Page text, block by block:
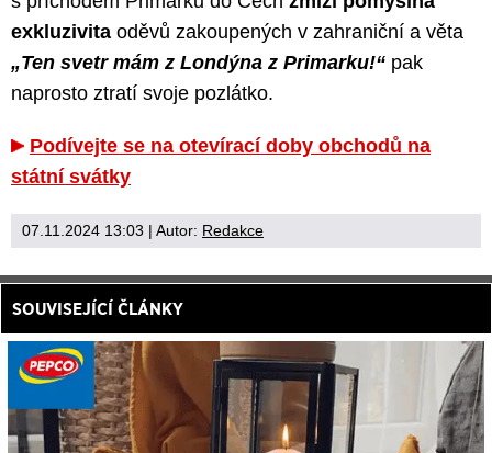
exkluzivita oděvů zakoupených v zahraniční a věta
„Ten svetr mám z Londýna z Primarku!“ pak
naprosto ztratí svoje pozlátko.
Podívejte se na otevírací doby obchodů na
státní svátky
07.11.2024 13:03 | Autor: Redakce
SOUVISEJÍCÍ ČLÁNKY